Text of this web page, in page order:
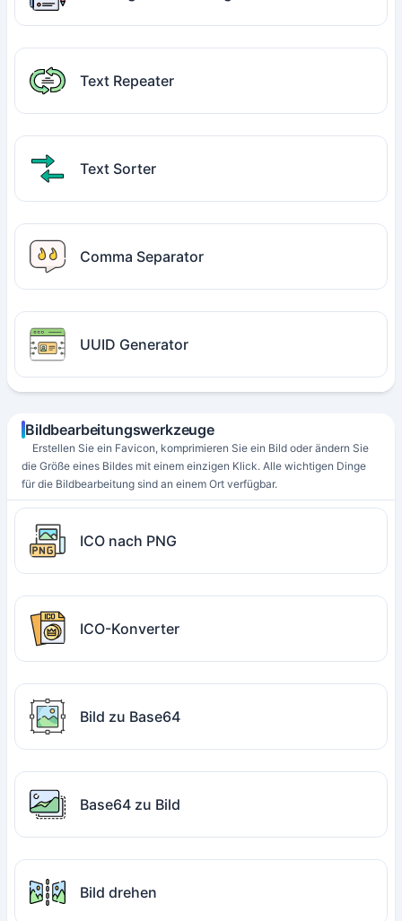
Text Repeater
Text Sorter
Comma Separator
UUID Generator
Bildbearbeitungswerkzeuge
Erstellen Sie ein Favicon, komprimieren Sie ein Bild oder ändern Sie
die Größe eines Bildes mit einem einzigen Klick. Alle wichtigen Dinge
für die Bildbearbeitung sind an einem Ort verfügbar.
ICO nach PNG
ICO-Konverter
Bild zu Base64
Base64 zu Bild
Bild drehen